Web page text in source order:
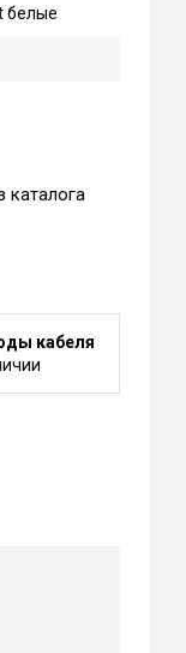
белые
каталога
кабеля